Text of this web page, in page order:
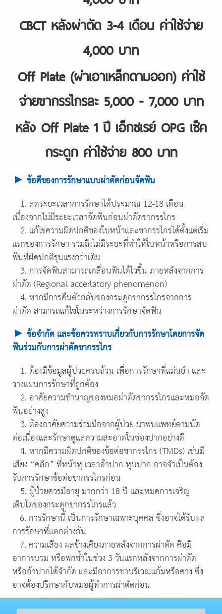
CBCT หลังผ่าตัด 3-4 เดือน ค่าใช้จ่าย
4,000 บาท
Off Plate (ผ่าเอาเหล็กดามออก) ค่าใช้
จ่ายขากรรไกรละ 5,000 - 7,000 บาท
หลัง Off Plate 1 ปี เอ็กซเรย์ OPG เช็ค
กระดูก ค่าใช้จ่าย 800 บาท
► ข้อดีของการรักษาแบบผ่าตัดก่อนจัดฟัน
1. ลดระยะเวลาการรักษาได้ประมาณ 12-18 เดือน
เนื่องจากไม่มีระยะเวลาจัดฟันก่อนผ่าตัดขากรรไกร
2. แก้ไขความผิดปกติของใบหน้าและขากรรไกรได้ตั้งแต่เริ่ม
แรกของการรักษา รวมถึงไม่มีระยะที่ทำให้ใบหน้าหรือการสบ
ฟันที่ผิดปกติรุนแรงกว่าเดิม
3. การจัดฟันสามารถเคลื่อนฟันได้ไวขึ้น ภายหลังจากการ
ผ่าตัด (Regional accerlatory phenomenon)
4. หากมีการคืนตัวกลับของกระดูกขากรรไกรจากการ
ผ่าตัด สามารถแก้ไขในระหว่างการรักษาจัดฟัน
► ข้อจำกัด และข้อควรทราบเกี่ยวกับการรักษาโดยการจัด
ฟันร่วมกับการผ่าตัดขากรรไกร
1. ต้องมีข้อมูลผู้ป่วยครบถ้วน เพื่อการรักษาที่แม่นยำ และ
วางแผนการรักษาที่ถูกต้อง
2. อาศัยความชำนาญของหมอผ่าตัดขากรรไกรและหมอจัด
ฟันอย่างสูง
3. ต้องอาศัยความร่วมมือจากผู้ป่วย มาพบแพทย์ตามนัด
ต่อเนื่องและรักษาดูแลความสะอาดในช่องปากอย่างดี
4. หากมีความผิดปกติของข้อต่อขากรรไกร (TMDs) เช่นมี
เสียง “คลิก” ที่หน้าหู เวลาอ้าปาก-หุบปาก อาจจำเป็นต้อง
รับการรักษาข้อต่อขากรรไกรก่อน
5. ผู้ป่วยควรมีอายุ มากกว่า 18 ปี และหมดการเจริญ
เติบโตของกระดูกขากรรไกรแล้ว
6. การรักษานี้ เป็นการรักษาเฉพาะบุคคล ซึ่งอาจได้รับผล
การรักษาที่แตกต่างกัน
7. ความเสี่ยง ผลข้างเคียงภายหลังจากการผ่าตัด คือมี
อาการบวม หรือฟกช้ำในช่วง 3 วันแรกหลังจากการผ่าตัด
หรืออ้าปากได้จำกัด และมีอาการชาบริเวณแก้มหรือคาง ซึ่ง
อาจต้องปรึกษากับหมอผู้ทำการผ่าตัดก่อน